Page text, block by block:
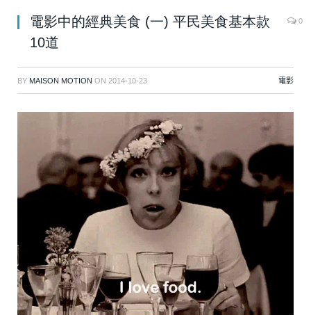
電影中的經典美食 (一) 平民美食基本款
10道
0
BY MAISON MOTION ON 2014-10-23 電影